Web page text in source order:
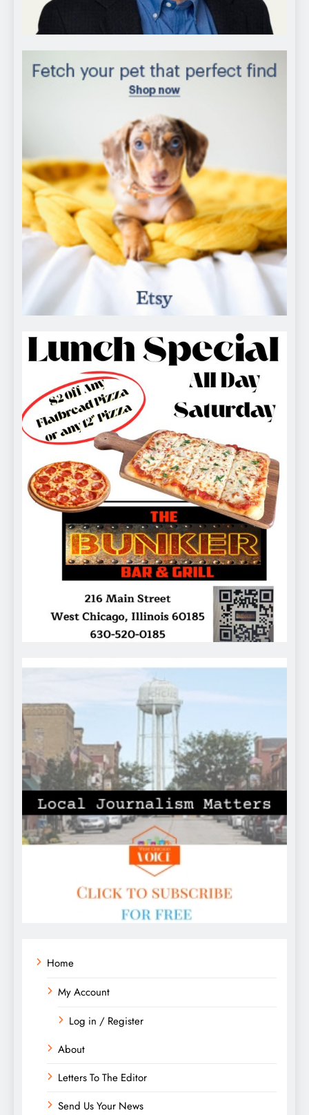
Home
My Account
Log in / Register
About
Letters To The Editor
Send Us Your News